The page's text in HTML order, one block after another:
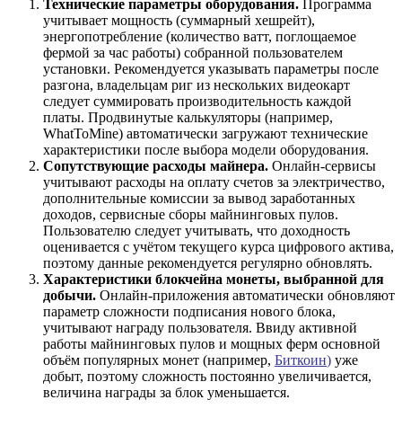
Технические параметры оборудования. Программа
учитывает мощность (суммарный хешрейт),
энергопотребление (количество ватт, поглощаемое
фермой за час работы) собранной пользователем
установки. Рекомендуется указывать параметры после
разгона, владельцам риг из нескольких видеокарт
следует суммировать производительность каждой
платы. Продвинутые калькуляторы (например,
WhatToMine) автоматически загружают технические
характеристики после выбора модели оборудования.
Сопутствующие расходы майнера. Онлайн-сервисы
учитывают расходы на оплату счетов за электричество,
дополнительные комиссии за вывод заработанных
доходов, сервисные сборы майнинговых пулов.
Пользователю следует учитывать, что доходность
оценивается с учётом текущего курса цифрового актива,
поэтому данные рекомендуется регулярно обновлять.
Характеристики блокчейна монеты, выбранной для
добычи. Онлайн-приложения автоматически обновляют
параметр сложности подписания нового блока,
учитывают награду пользователя. Ввиду активной
работы майнинговых пулов и мощных ферм основной
объём популярных монет (например, Биткоин) уже
добыт, поэтому сложность постоянно увеличивается,
величина награды за блок уменьшается.